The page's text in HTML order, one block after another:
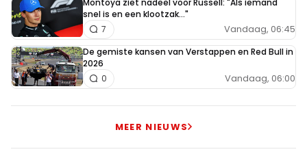
Brown zeg. Je hoort bijna geen enkele teambaas zich
negatief uitlaten over een coureur. Ja Toto in 2021.
Herman
snel is en een klootzak..."
Vandaag, 06:45
7
De gemiste kansen van Verstappen en Red Bull in
2026
Vandaag, 06:00
0
MEER NIEUWS